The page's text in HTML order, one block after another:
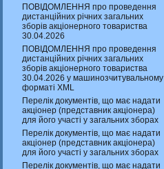
ПОВІДОМЛЕННЯ про проведення
дистанційних річних загальних
зборів акціонерного товариства
30.04.2026
ПОВІДОМЛЕННЯ про проведення
дистанційних річних загальних
зборів акціонерного товариства
30.04.2026 у машинозчитувальному
форматі XML
Перелік документів, що має надати
акціонер (представник акціонера)
для його участі у загальних зборах
Перелік документів, що має надати
акціонер (представник акціонера)
для його участі у загальних зборах
Перелік документів, що має надати